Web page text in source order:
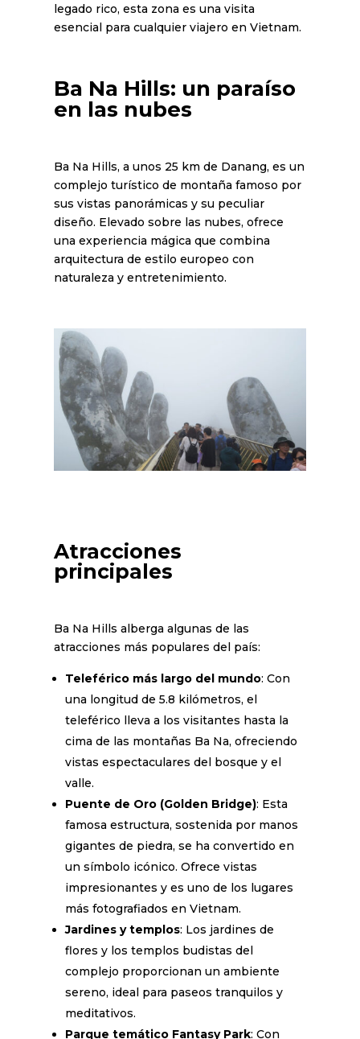
legado rico, esta zona es una visita
esencial para cualquier viajero en Vietnam.
Ba Na Hills: un paraíso
en las nubes
Ba Na Hills, a unos 25 km de Danang, es un
complejo turístico de montaña famoso por
sus vistas panorámicas y su peculiar
diseño. Elevado sobre las nubes, ofrece
una experiencia mágica que combina
arquitectura de estilo europeo con
naturaleza y entretenimiento.
Atracciones
principales
Ba Na Hills alberga algunas de las
atracciones más populares del país:
Teleférico más largo del mundo: Con
una longitud de 5.8 kilómetros, el
teleférico lleva a los visitantes hasta la
cima de las montañas Ba Na, ofreciendo
vistas espectaculares del bosque y el
valle.
Puente de Oro (Golden Bridge): Esta
famosa estructura, sostenida por manos
gigantes de piedra, se ha convertido en
un símbolo icónico. Ofrece vistas
impresionantes y es uno de los lugares
más fotografiados en Vietnam.
Jardines y templos: Los jardines de
flores y los templos budistas del
complejo proporcionan un ambiente
sereno, ideal para paseos tranquilos y
meditativos.
Parque temático Fantasy Park: Con